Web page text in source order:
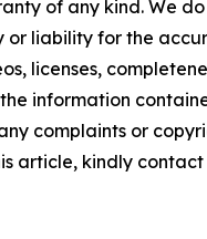
of any kind. We
or liability for the
licenses,
information
complaints or
article, kindly